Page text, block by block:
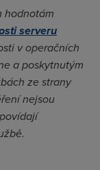
hodnotám
serveru
v operačních
a poskytnutým
ze strany
nejsou